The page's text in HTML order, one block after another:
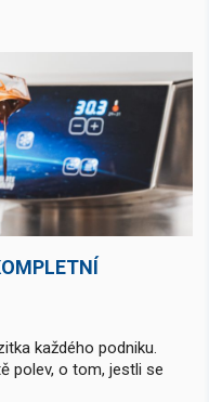
každého podniku.
polev, o tom, jestli se